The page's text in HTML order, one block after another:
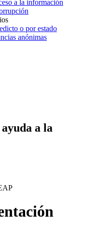
a la información
o por estado
anónimas
a la